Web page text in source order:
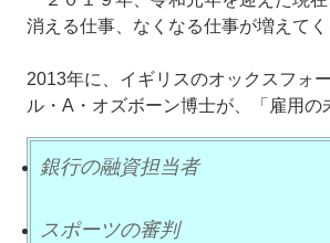
消える仕事、なくなる仕事が増えてく
2013年に、イギリスのオックスフォ
ル・A・オズボーン博士が、「雇用の
銀行の融資担当者
スポーツの審判